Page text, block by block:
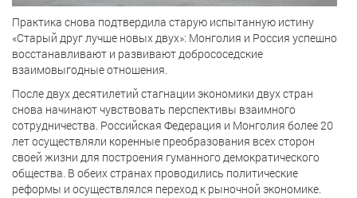
Практика снова подтвердила старую испытанную истину
«Старый друг лучше новых двух»: Монголия и Россия успешно
восстанавливают и развивают добрососедские
взаимовыгодные отношения.
После двух десятилетий стагнации экономики двух стран
снова начинают чувствовать перспективы взаимного
сотрудничества. Российская Федерация и Монголия более 20
лет осуществляли коренные преобразования всех сторон
своей жизни для построения гуманного демократического
общества. В обеих странах проводились политические
реформы и осуществлялся переход к рыночной экономике.